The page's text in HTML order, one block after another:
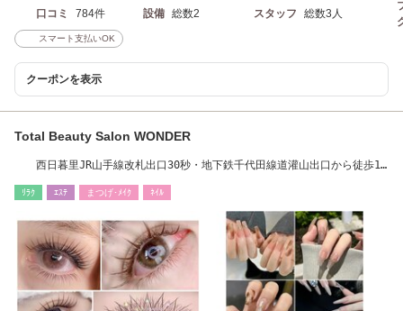
口コミ 784件 設備 総数2 スタッフ 総数3人
スマート支払いOK
クーポンを表示
Total Beauty Salon WONDER
西日暮里JR山手線改札出口30秒・地下鉄千代田線道灌山出口から徒歩1
ﾘﾗｸ ｴｽﾃ まつげ･ﾒｲｸ ﾈｲﾙ